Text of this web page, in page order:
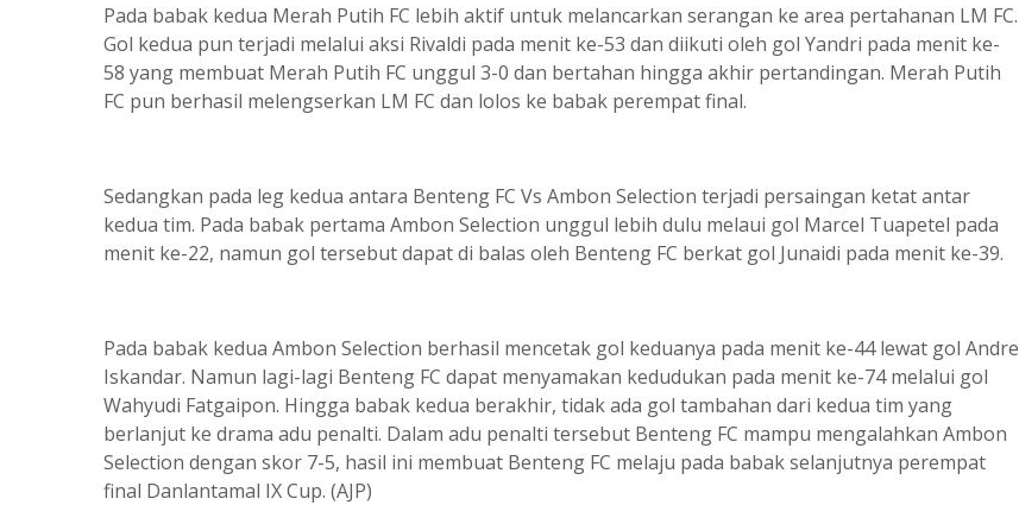
Pada babak kedua Merah Putih FC lebih aktif untuk melancarkan serangan ke area pertahanan LM FC.
Gol kedua pun terjadi melalui aksi Rivaldi pada menit ke-53 dan diikuti oleh gol Yandri pada menit ke-
58 yang membuat Merah Putih FC unggul 3-0 dan bertahan hingga akhir pertandingan. Merah Putih
FC pun berhasil melengserkan LM FC dan lolos ke babak perempat final.
Sedangkan pada leg kedua antara Benteng FC Vs Ambon Selection terjadi persaingan ketat antar
kedua tim. Pada babak pertama Ambon Selection unggul lebih dulu melaui gol Marcel Tuapetel pada
menit ke-22, namun gol tersebut dapat di balas oleh Benteng FC berkat gol Junaidi pada menit ke-39.
Pada babak kedua Ambon Selection berhasil mencetak gol keduanya pada menit ke-44 lewat gol Andre
Iskandar. Namun lagi-lagi Benteng FC dapat menyamakan kedudukan pada menit ke-74 melalui gol
Wahyudi Fatgaipon. Hingga babak kedua berakhir, tidak ada gol tambahan dari kedua tim yang
berlanjut ke drama adu penalti. Dalam adu penalti tersebut Benteng FC mampu mengalahkan Ambon
Selection dengan skor 7-5, hasil ini membuat Benteng FC melaju pada babak selanjutnya perempat
final Danlantamal IX Cup. (AJP)